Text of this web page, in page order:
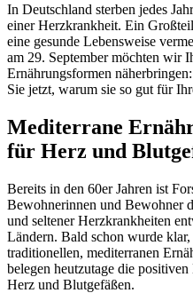
In Deutschland sterben jedes
einer Herzkrankheit. Ein
eine gesunde Lebensweise
am 29. September möchten wir
Ernährungsformen
Sie jetzt, warum sie so gut für
Mediterrane
für Herz und
Bereits in den 60er Jahren ist
Bewohnerinnen und Bewohner
und seltener Herzkrankheiten
Ländern. Bald schon wurde
traditionellen, mediterranen
belegen heutzutage die
Herz und Blutgefäßen.